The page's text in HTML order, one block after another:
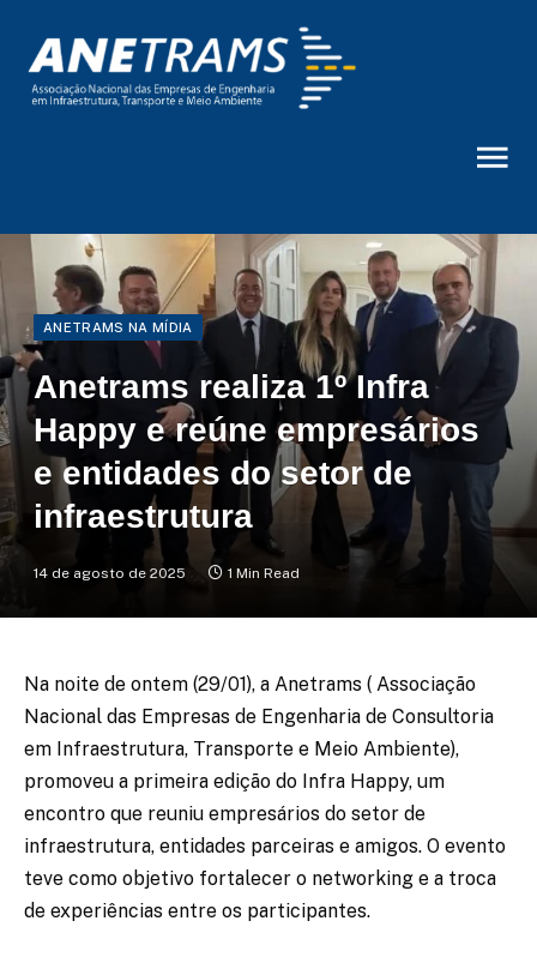
ANETRAMS NA MÍDIA
Anetrams realiza 1º Infra
Happy e reúne empresários
e entidades do setor de
infraestrutura
14 de agosto de 2025 1 Min Read
Na noite de ontem (29/01), a Anetrams ( Associação
Nacional das Empresas de Engenharia de Consultoria
em Infraestrutura, Transporte e Meio Ambiente),
promoveu a primeira edição do Infra Happy, um
encontro que reuniu empresários do setor de
infraestrutura, entidades parceiras e amigos. O evento
teve como objetivo fortalecer o networking e a troca
de experiências entre os participantes.